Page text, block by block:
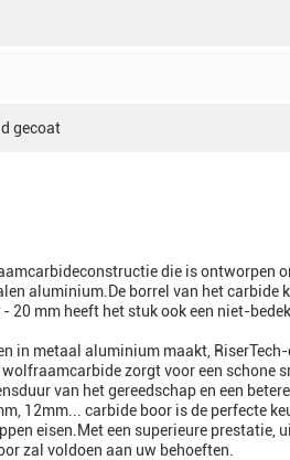
gecoat
die is ontworpen
aluminium.De borrel van het carbide
20 mm heeft het stuk ook een niet-
in metaal aluminium maakt,
zorgt voor een schone
van het gereedschap en een
12mm... carbide boor is de perfecte
eisen.Met een superieure prestatie,
zal voldoen aan uw behoeften.